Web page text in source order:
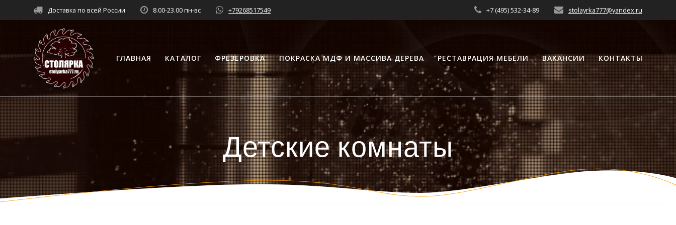
к
Доставка по всей России 8.00-23.00 пн-вс +79268517549 +7 (495) 532-34-89 stolayrka777@yandex.ru
ГЛАВНАЯ КАТАЛОГ ФРЕЗЕРОВКА ПОКРАСКА МДФ И МАССИВА ДЕРЕВА РЕСТАВРАЦИЯ МЕБЕЛИ ВАКАНСИИ КОНТАКТЫ
Детские комнаты